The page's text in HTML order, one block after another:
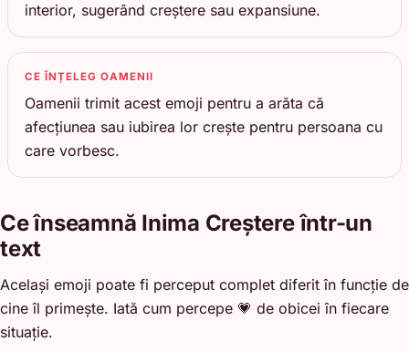
interior, sugerând creștere sau expansiune.
CE ÎNȚELEG OAMENII
Oamenii trimit acest emoji pentru a arăta că
afecțiunea sau iubirea lor crește pentru persoana cu
care vorbesc.
Ce înseamnă Inima Creștere într-un
text
Același emoji poate fi perceput complet diferit în funcție de
cine îl primește. Iată cum percepe 💗 de obicei în fiecare
situație.